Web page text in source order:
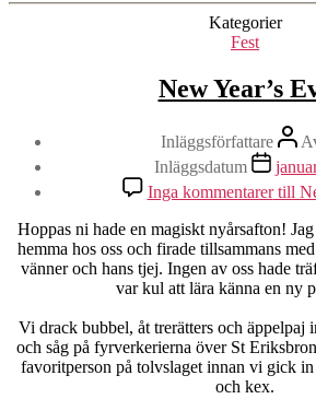
Kategorier
Fest
New Year’s
Inläggsförfattare
Inläggsdatum
Inga kommentarertill
Hoppas ni hade en magiskt nyårsafton!
hemma hos oss och firade tillsammans
vänner och hans tjej. Ingen av oss hade
var kul att lära känna en ny
Vi drack bubbel, åt trerätters och äppelpaj
och såg på fyrverkerierna över St
favoritperson på tolvslaget innan vi gick in
och kex.